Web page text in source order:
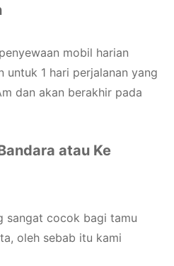
mobil harian
untuk 1 hari perjalanan yang
dan akan berakhir pada
atau Ke
sangat cocok bagi tamu
oleh sebab itu kami